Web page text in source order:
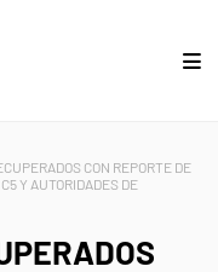
CON REPORTE DE
Y AUTORIDADES DE